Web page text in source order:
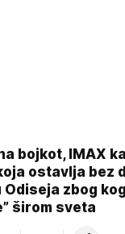
bojkot, IMAX
ostavlja bez
Odiseja zbog
širom sveta